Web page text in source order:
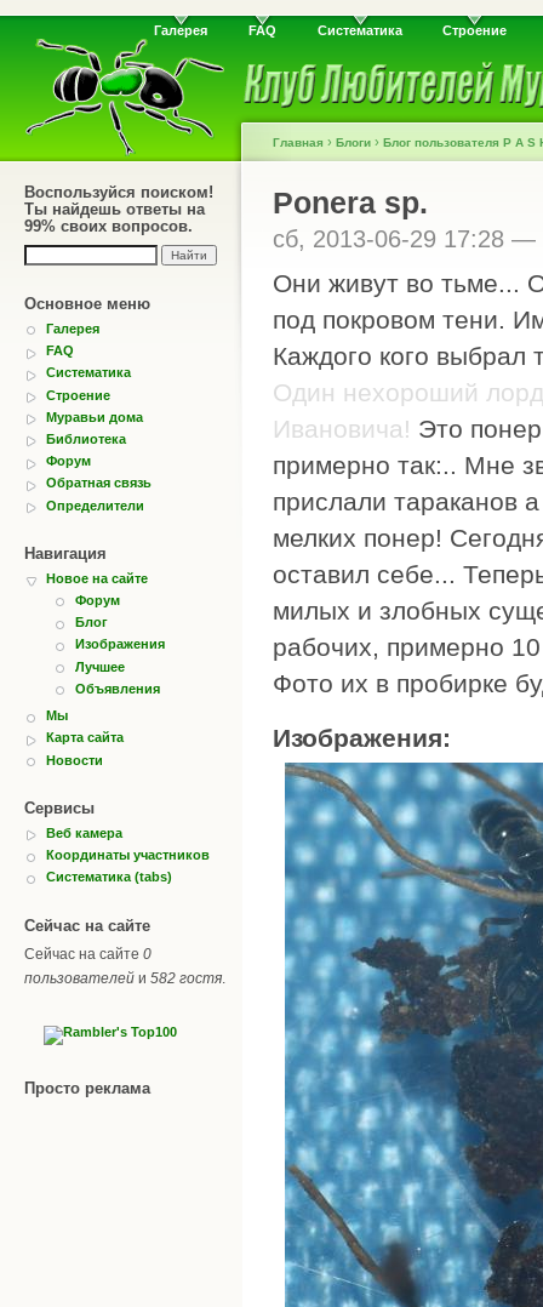
Галерея FAQ Систематика Строение
Воспользуйся поиском!
Ты найдешь ответы на
99% своих вопросов.
Основное меню
Галерея
FAQ
Систематика
Строение
Муравьи дома
Библиотека
Форум
Обратная связь
Определители
Навигация
Новое на сайте
Форум
Блог
Изображения
Лучшее
Объявления
Мы
Карта сайта
Новости
Сервисы
Веб камера
Координаты участников
Систематика (tabs)
Сейчас на сайте
Сейчас на сайте 0
пользователей и 582 гостя
Просто реклама
Главная › Блоги › Блог пользователя P A S
Ponera sp.
сб, 2013-06-29 17:28 —
Они живут во тьме...
под покровом тени.
Каждого кого выбрал
Один нехороший
Ивановича! Это
примерно так:.. Мне
прислали тараканов
мелких понер!
оставил себе...
милых и злобных
рабочих, примерно
Фото их в пробирке
Изображения: